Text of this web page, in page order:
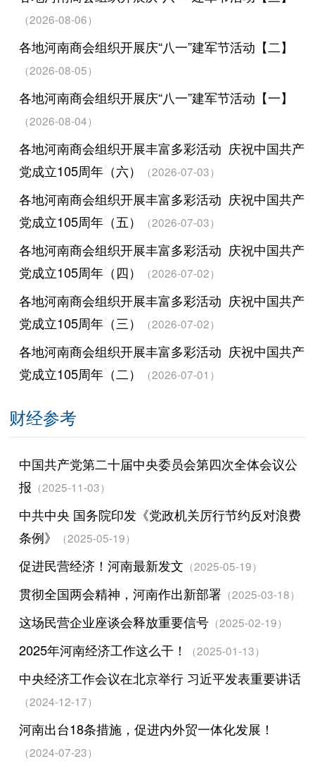
（2026-08-06）
各地河南商会组织开展庆“八一”建军节活动【二】
（2026-08-05）
各地河南商会组织开展庆“八一”建军节活动【一】
（2026-08-04）
各地河南商会组织开展丰富多彩活动 庆祝中国共产
党成立105周年（六）
（2026-07-03）
各地河南商会组织开展丰富多彩活动 庆祝中国共产
党成立105周年（五）
（2026-07-03）
各地河南商会组织开展丰富多彩活动 庆祝中国共产
党成立105周年（四）
（2026-07-02）
各地河南商会组织开展丰富多彩活动 庆祝中国共产
党成立105周年（三）
（2026-07-02）
各地河南商会组织开展丰富多彩活动 庆祝中国共产
党成立105周年（二）
（2026-07-01）
财经参考
中国共产党第二十届中央委员会第四次全体会议公
报 （2025-11-03）
中共中央 国务院印发《党政机关厉行节约反对浪费
条例》
（2025-05-19）
促进民营经济！河南最新发文 （2025-05-19）
贯彻全国两会精神，河南作出新部署（2025-03-18）
这场民营企业座谈会释放重要信号（2025-02-19）
2025年河南经济工作这么干！ （2025-01-13）
中央经济工作会议在北京举行 习近平发表重要讲话
（2024-12-17）
河南出台18条措施，促进内外贸一体化发展！
（2024-07-23）